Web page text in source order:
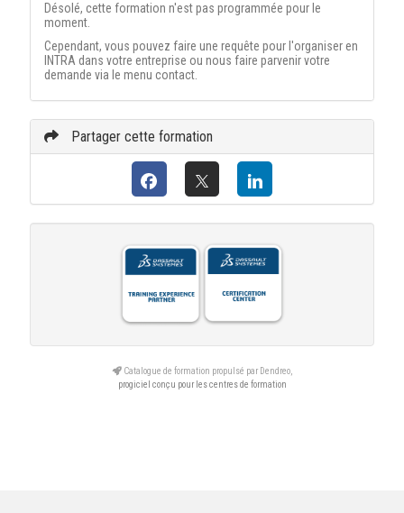
Désolé, cette formation n'est pas programmée pour le
moment.
Cependant, vous pouvez faire une requête pour l'organiser en
INTRA dans votre entreprise ou nous faire parvenir votre
demande via le menu contact.
Partager cette formation
Catalogue de formation propulsé par Dendreo,
progiciel conçu pour les centres de formation